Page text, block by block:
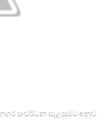
සංවර්ධන සැළසුමට අනුව